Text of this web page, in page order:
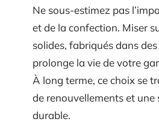
Ne sous-estimez pas
et de la confection. Miser
solides, fabriqués dans
prolonge la vie de votre
À long terme, ce choix se
de renouvellements et une
durable.